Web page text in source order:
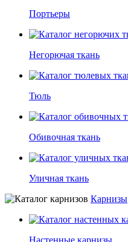
Портьеры
Негорючая ткань
Тюль
Обивочная ткань
Уличная ткань
Карнизы
Настенные карнизы